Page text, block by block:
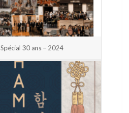
30 ans – 2024